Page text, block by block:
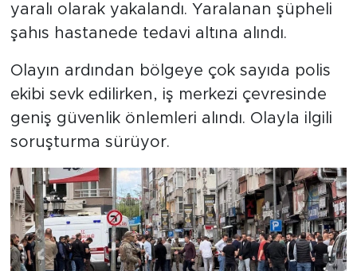
yaralı olarak yakalandı. Yaralanan şüpheli
şahıs hastanede tedavi altına alındı.
Olayın ardından bölgeye çok sayıda polis
ekibi sevk edilirken, iş merkezi çevresinde
geniş güvenlik önlemleri alındı. Olayla ilgili
soruşturma sürüyor.